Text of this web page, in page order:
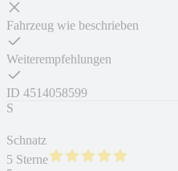
Fahrzeug wie beschrieben
Weiterempfehlungen
ID 4514058599
S
Schnatz
5 Sterne